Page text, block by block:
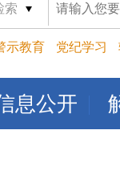
索
示教育 党纪学习
息公开